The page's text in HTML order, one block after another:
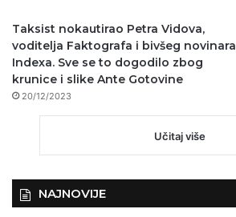
Taksist nokautirao Petra Vidova,
voditelja Faktografa i bivšeg novinara
Indexa. Sve se to dogodilo zbog
krunice i slike Ante Gotovine
20/12/2023
Učitaj više
NAJNOVIJE